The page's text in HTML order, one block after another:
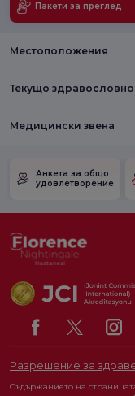
Пакети за преглед
Местоположения
Текущо
Медицински звена
Анкета за общо
удовлетворение
Разрешение за
Съдържанието на